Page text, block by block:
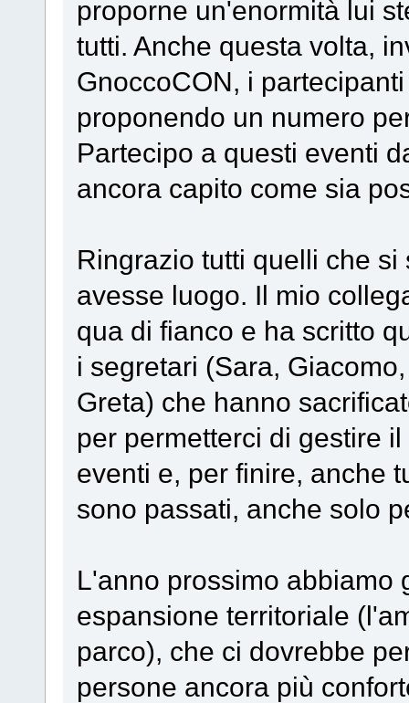
proporne un'enormità lui
tutti. Anche questa volta,
GnoccoCON, i
proponendo un numero
Partecipo a questi eventi
ancora capito come sia
Ringrazio tutti quelli che
avesse luogo. Il mio
qua di fianco e ha scritto
i segretari (Sara,
Greta) che hanno
per permetterci di gestire
eventi e, per finire, anche
sono passati, anche solo
L'anno prossimo abbiamo
espansione territoriale
parco), che ci dovrebbe
persone ancora più